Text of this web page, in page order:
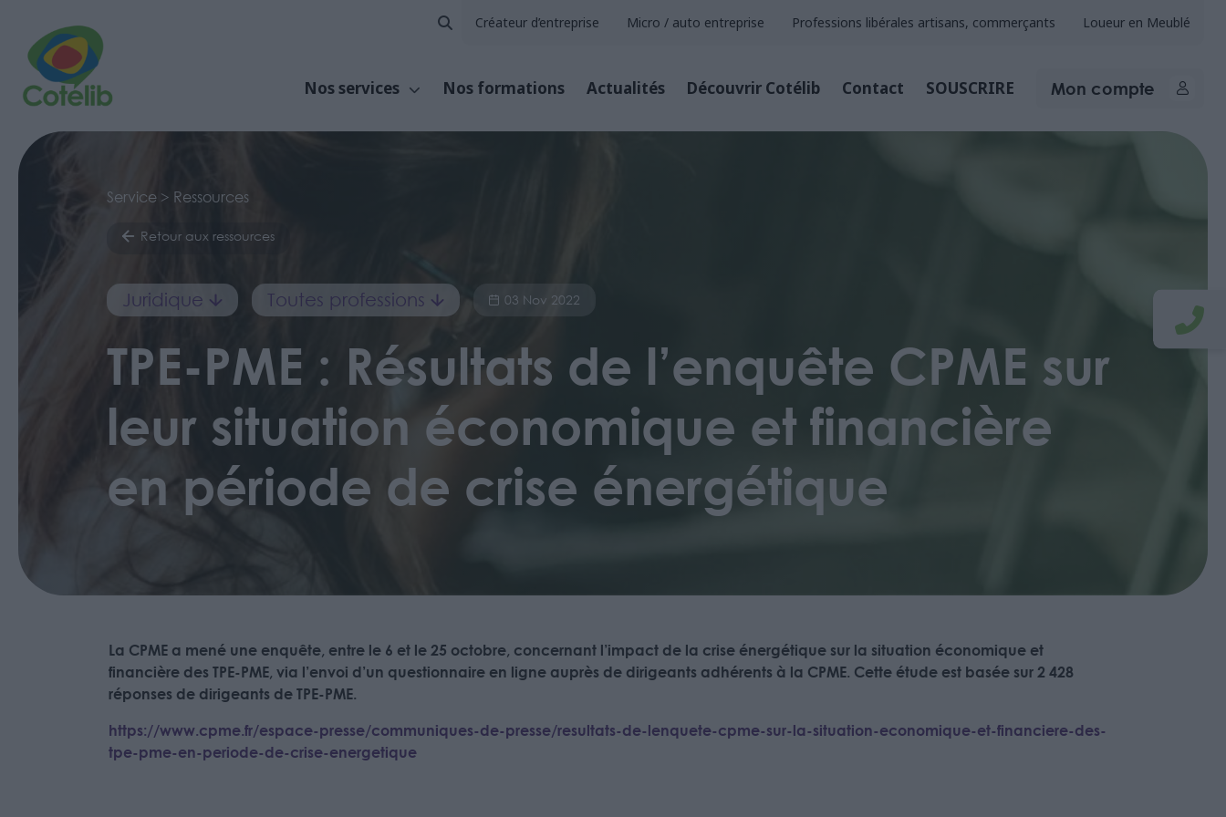
Créateur d’entreprise Micro / auto entreprise Professions libérales artisans, commerçants Loueur en Meublé
Nos services Nos formations Actualités Découvrir Cotélib Contact SOUSCRIRE Mon compte
Service > Ressources
Retour aux ressources
Juridique Toutes professions 03 Nov 2022
TPE-PME : Résultats de l’enquête CPME sur
leur situation économique et financière
en période de crise énergétique
La CPME a mené une enquête, entre le 6 et le 25 octobre, concernant l’impact de la crise énergétique sur la situation économique et
financière des TPE-PME, via l’envoi d’un questionnaire en ligne auprès de dirigeants adhérents à la CPME. Cette étude est basée sur 2 428
réponses de dirigeants de TPE-PME.
https://www.cpme.fr/espace-presse/communiques-de-presse/resultats-de-lenquete-cpme-sur-la-situation-economique-et-financiere-des-
tpe-pme-en-periode-de-crise-energetique